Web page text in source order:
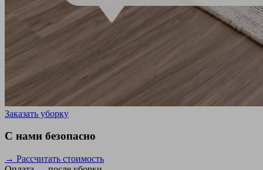
Заказать уборку
С нами безопасно
→ Рассчитать стоимость